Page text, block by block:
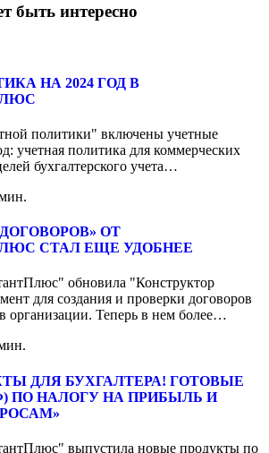
быть интересно
НА 2024 ГОД В
политики" включены учетные
учетная политика для коммерческих
бухгалтерского учета…
ОТ
СТАЛ ЕЩЕ УДОБНЕЕ
обновила "Конструктор
для создания и проверки договоров
организации. Теперь в нем более…
ДЛЯ БУХГАЛТЕРА! ГОТОВЫЕ
ПО НАЛОГУ НА ПРИБЫЛЬ И
выпустила новые продукты по